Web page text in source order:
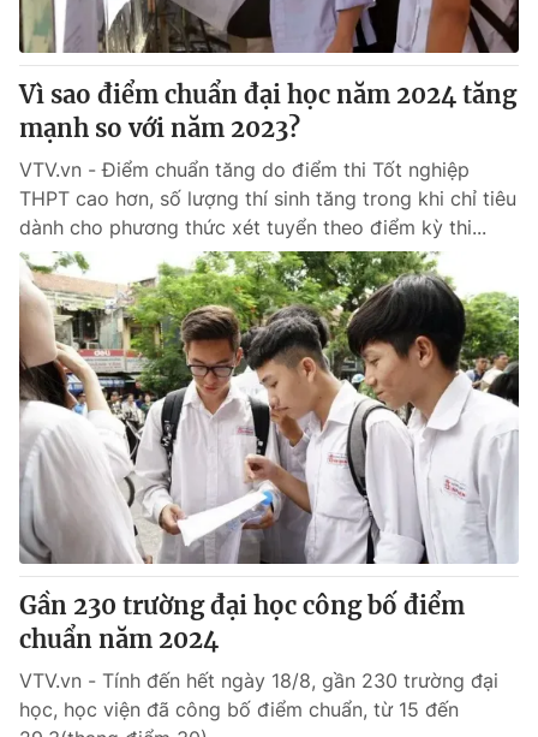
Vì sao điểm chuẩn đại học năm 2024 tăng
mạnh so với năm 2023?
VTV.vn - Điểm chuẩn tăng do điểm thi Tốt nghiệp
THPT cao hơn, số lượng thí sinh tăng trong khi chỉ tiêu
dành cho phương thức xét tuyển theo điểm kỳ thi...
Gần 230 trường đại học công bố điểm
chuẩn năm 2024
VTV.vn - Tính đến hết ngày 18/8, gần 230 trường đại
học, học viện đã công bố điểm chuẩn, từ 15 đến